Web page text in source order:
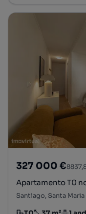
327 000 €
Apartamento T0
Santiago, Santa